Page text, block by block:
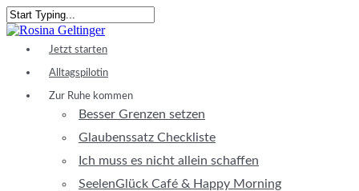
Skip
to
content
Close
Jetzt starten
Alltagspilotin
Zur Ruhe kommen
Besser Grenzen setzen
Glaubenssatz Checkliste
Ich muss es nicht allein schaffen
SeelenGlück Café & Happy Morning